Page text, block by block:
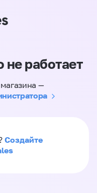
не работает
—
Создайте